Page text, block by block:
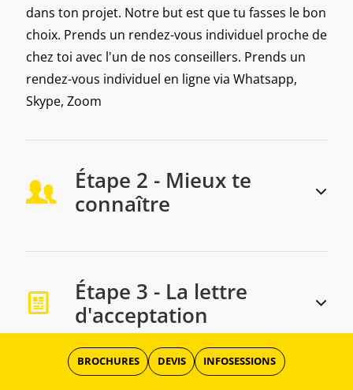
dans ton projet. Notre but est que tu fasses le bon
choix. Prends un rendez-vous individuel proche de
chez toi avec l'un de nos conseillers. Prends un
rendez-vous individuel en ligne via Whatsapp,
Skype, Zoom
Étape 2 - Mieux te
connaître
Étape 3 - La lettre
d'acceptation
BROCHURES DEVIS INFOSESSIONS